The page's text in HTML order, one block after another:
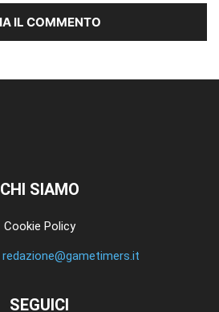
CHI SIAMO
Cookie Policy
redazione@gametimers.it
SEGUICI